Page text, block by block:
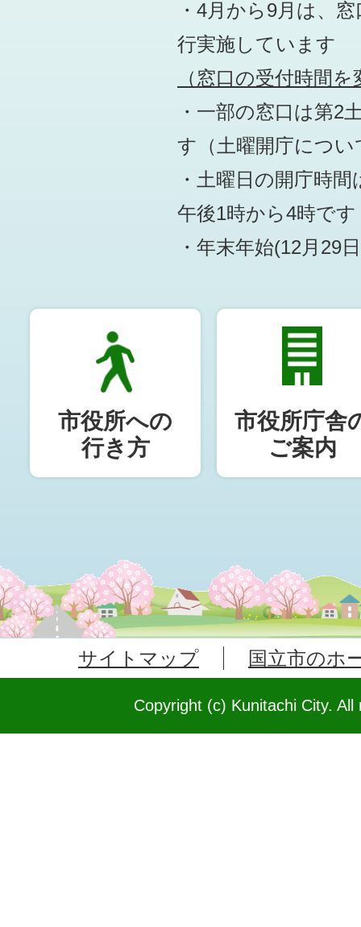
・4月から9月は、
行実施しています
（窓口の受付時間
・一部の窓口は第2
す （土曜開庁につ
・土曜日の開庁時
午後1時から4時です
・年末年始(12月29
市役所への
行き方
市役所庁舎
ご案内
サイトマップ 国立市のホ
Copyright (c) Kunitachi City.